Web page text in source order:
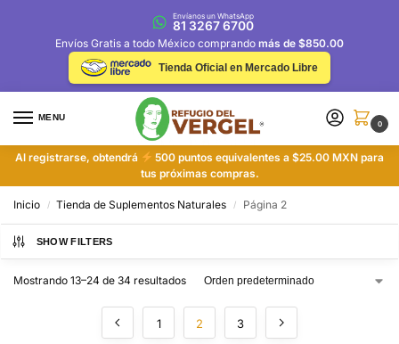
Envíanos un WhatsApp
81 3267 6700
Envíos Gratis a todo México comprando más de $850.00
Tienda Oficial en Mercado Libre
MENU
0
Al registrarse, obtendrá
500 puntos equivalentes a $25.00 MXN para
tus próximas compras.
Inicio / Tienda de Suplementos Naturales / Página 2
SHOW FILTERS
Mostrando 13–24 de 34 resultados
1 2 3